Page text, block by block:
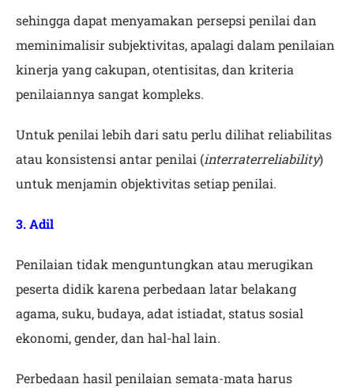
sehingga dapat menyamakan persepsi penilai dan
meminimalisir subjektivitas, apalagi dalam penilaian
kinerja yang cakupan, otentisitas, dan kriteria
penilaiannya sangat kompleks.
Untuk penilai lebih dari satu perlu dilihat reliabilitas
atau konsistensi antar penilai (interraterreliability)
untuk menjamin objektivitas setiap penilai.
3. Adil
Penilaian tidak menguntungkan atau merugikan
peserta didik karena perbedaan latar belakang
agama, suku, budaya, adat istiadat, status sosial
ekonomi, gender, dan hal-hal lain.
Perbedaan hasil penilaian semata-mata harus